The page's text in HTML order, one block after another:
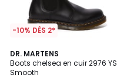
-10% DÈS 2*
DR. MARTENS
Boots chelsea en cuir 2976 YS
Smooth
4,4
/ 5